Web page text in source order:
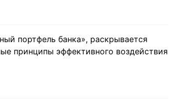
портфель банка», раскрывается
принципы эффективного воздействия